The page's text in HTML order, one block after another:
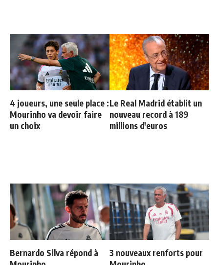
4 joueurs, une seule place :
Mourinho va devoir faire
un choix
Le Real Madrid établit un
nouveau record à 189
millions d'euros
Bernardo Silva répond à
3 nouveaux renforts pour